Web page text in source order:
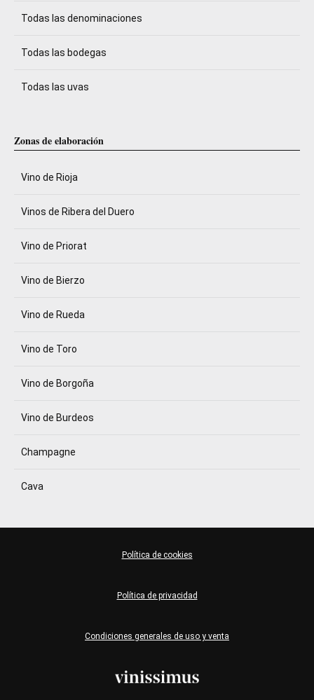
Todas las denominaciones
Todas las bodegas
Todas las uvas
Zonas de elaboración
Vino de Rioja
Vinos de Ribera del Duero
Vino de Priorat
Vino de Bierzo
Vino de Rueda
Vino de Toro
Vino de Borgoña
Vino de Burdeos
Champagne
Cava
Condiciones generales de uso y venta
Política de privacidad
Política de cookies